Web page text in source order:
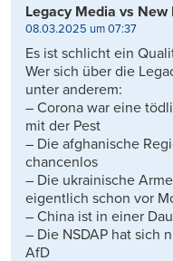
Legacy Media vs New
08.03.2025 um 07:37
Es ist schlicht ein
Wer sich über die
unter anderem:
– Corona war eine
mit der Pest
– Die afghanische
chancenlos
– Die ukrainische
eigentlich schon vor
– China ist in einer
– Die NSDAP hat sich
AfD